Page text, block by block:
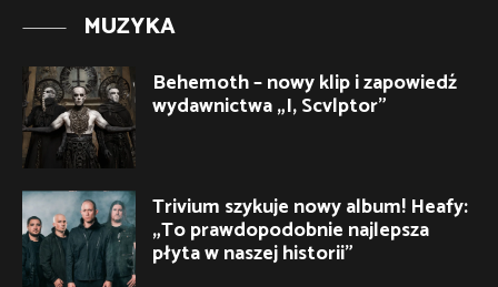
MUZYKA
Behemoth – nowy klip i zapowiedź
wydawnictwa „I, Scvlptor”
Trivium szykuje nowy album! Heafy:
„To prawdopodobnie najlepsza
płyta w naszej historii”